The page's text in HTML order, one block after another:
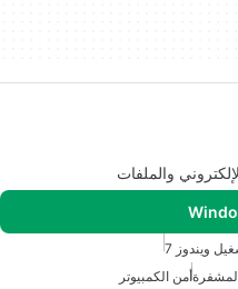
والملفات
ويندوز 7
أمن الكمبيوتر